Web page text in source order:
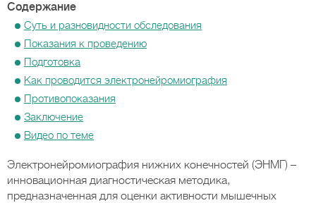
Содержание
Суть и разновидности обследования
Показания к проведению
Подготовка
Как проводится электронейромиография
Противопоказания
Заключение
Видео по теме
Электронейромиография нижних конечностей (ЭНМГ) –
инновационная диагностическая методика,
предназначенная для оценки активности мышечных